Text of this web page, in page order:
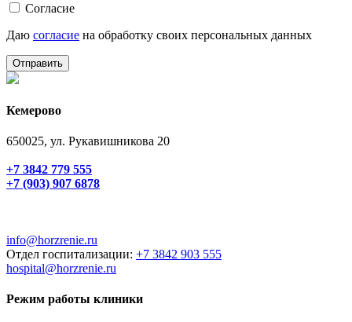
Согласие
Даю согласие на обработку своих персональных данных
Отправить
Кемерово
650025, ул. Рукавишникова 20
+7 3842 779 555
+7 (903) 907 6878
info@horzrenie.ru
Отдел госпитализации: +7 3842 903 555
hospital@horzrenie.ru
Режим работы клиники